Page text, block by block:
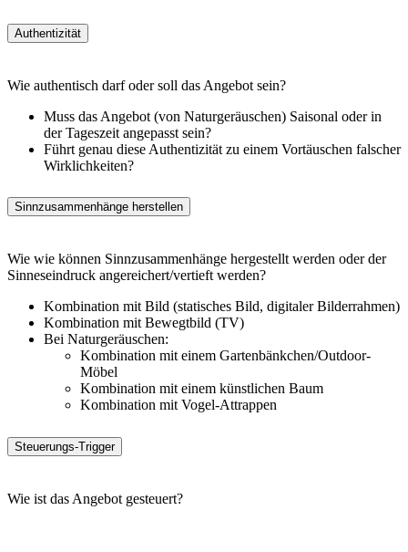
Authentizität
Wie authentisch darf oder soll das Angebot sein?
Muss das Angebot (von Naturgeräuschen) Saisonal oder in
der Tageszeit angepasst sein?
Führt genau diese Authentizität zu einem Vortäuschen falscher
Wirklichkeiten?
Sinnzusammenhänge herstellen
Wie wie können Sinnzusammenhänge hergestellt werden oder der
Sinneseindruck angereichert/vertieft werden?
Kombination mit Bild (statisches Bild, digitaler Bilderrahmen)
Kombination mit Bewegtbild (TV)
Bei Naturgeräuschen:
Kombination mit einem Gartenbänkchen/Outdoor-
Möbel
Kombination mit einem künstlichen Baum
Kombination mit Vogel-Attrappen
Steuerungs-Trigger
Wie ist das Angebot gesteuert?